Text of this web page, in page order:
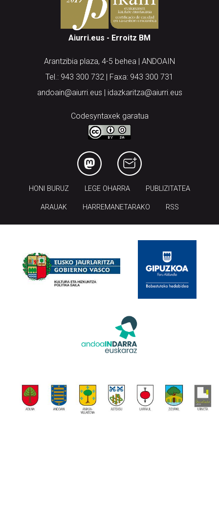
Aiurri.eus - Erroitz BM
Arantzibia plaza, 4-5 behea | ANDOAIN
Tel.: 943 300 732 | Faxa: 943 300 731
andoain@aiurri.eus | idazkaritza@aiurri.eus
Codesyntaxek garatua
HONI BURUZ LEGE OHARRA PUBLIZITATEA
ARAUAK HARREMANETARAKO RSS